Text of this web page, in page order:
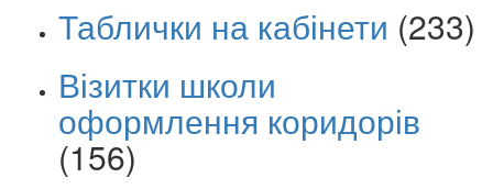
Таблички на кабінети (233)
Візитки школи
оформлення коридорів
(156)